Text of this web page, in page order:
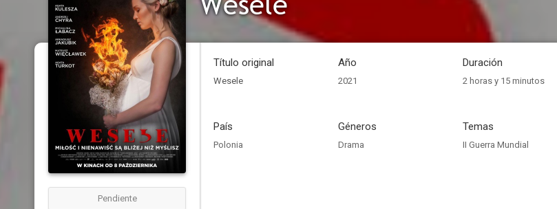
Pendiente
Título original
Wesele
Año
2021
Duración
2 horas y 15 minutos
País
Polonia
Géneros
Drama
Temas
II Guerra Mundial